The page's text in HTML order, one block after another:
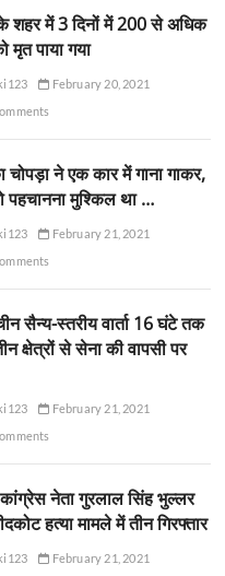
शहर में 3 दिनों में 200 से अधिक
मृत पाया गया
February 20, 2021
चोपड़ा ने एक कार में गाना गाकर,
मुश्किल था …
February 21, 2021
सैन्य-स्तरीय वार्ता 16 घंटे तक
क्षेत्रों से सेना की वापसी पर
February 21, 2021
नेता गुरलाल सिंह भुल्लर
हत्या मामले में तीन गिरफ्तार
February 21, 2021